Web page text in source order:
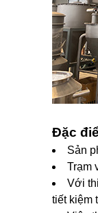
Đặc
Sản
Trạm
Với
tiết kiệm